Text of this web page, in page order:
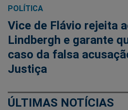
POLÍTICA
Vice de Flávio rejeita
Lindbergh e garante
caso da falsa
Justiça
ÚLTIMAS NOTÍCIAS